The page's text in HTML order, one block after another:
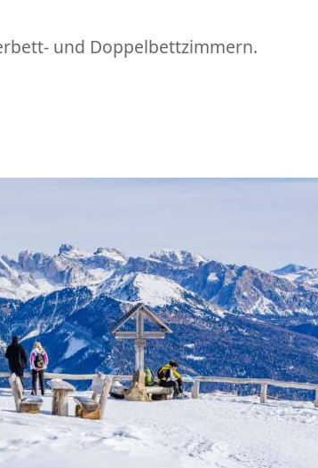
und Doppelbettzimmern.